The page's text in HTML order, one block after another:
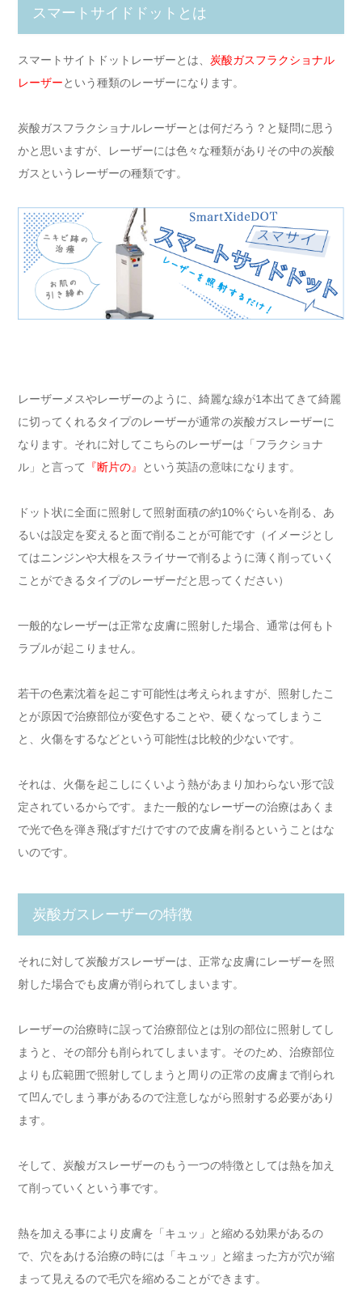
スマートサイドドットとは
スマートサイトドットレーザーとは、 炭酸ガスフラクショナル
レーザーという種類のレーザーになります。
炭酸ガスフラクショナルレーザーとは何だろう？と疑問に思う
かと思いますが、レーザーには色々な種類がありその中の炭酸
ガス というレーザーの種類です。
レーザーメスやレーザーのように、綺麗な線が1本出てきて綺麗
に切ってくれるタイプのレーザーが通常の炭酸ガスレーザーに
なります。それに対してこちらのレーザーは「フラクショナ
ル」と言って
『断片の』 という英語の意味になります。
ドット状に全面に照射して照射面積の約10%ぐらいを削る、あ
るいは設定を変えると面で削ることが可能です（イメージとし
てはニンジンや大根をスライサーで削るように薄く削っていく
ことができるタイプのレーザーだと思ってください）
一般的なレーザーは正常な皮膚に照射した場合、通常は何もト
ラブルが起こりません。
若干の色素沈着を起こす可能性は考えられますが、照射したこ
とが原因で治療部位が変色することや、硬くなってしまうこ
と、火傷をするなどという可能性は比較的少ないです。
それは、火傷を起こしにくいよう熱があまり加わらない形で設
定されているからです。また一般的なレーザーの治療はあくま
で光で色を弾き飛ばすだけですので皮膚を削るということはな
いのです。
炭酸ガスレーザーの特徴
それに対して炭酸ガスレーザーは、正常な皮膚にレーザーを照
射した場合でも皮膚が削られてしまいます。
レーザーの治療時に誤って治療部位とは別の部位に照射してし
まうと、その部分も削られてしまいます。そのため、治療部位
よりも広範囲で照射してしまうと周りの正常の皮膚まで削られ
て凹んでしまう事があるので注意しながら照射する必要があり
ます。
そして、炭酸ガスレーザーのもう一つの特徴としては熱を加え
て削っていく という事です。
熱を加える事により皮膚を「キュッ」と縮める効果があるの
で、穴をあける治療の時には「キュッ」と縮まった方が穴が縮
まって見えるので毛穴を縮めることができます。